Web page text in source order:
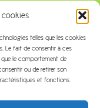
cookies
telles que les cookies
Le fait de consentir à ces
le comportement de
ou de retirer son
et fonctions.
clinique?
avec nous!